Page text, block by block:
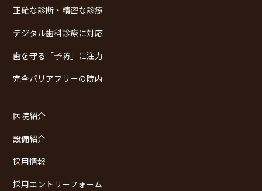
正確な診断・精密な診療
デジタル歯科診療に対応
歯を守る「予防」に注力
完全バリアフリーの院内
医院紹介
設備紹介
採用情報
採用エントリーフォーム